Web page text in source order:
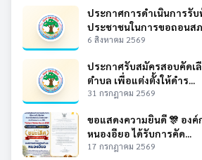
ประกาศการดำเนินการรั
ประชาชนในการขอถอนส
6 สิงหาคม 2569
ประกาศรับสมัครสอบคัดเ
ตำบล เพื่อแต่งตั้งให้ดำร...
31 กรกฎาคม 2569
ขอแสดงความยินดี 🎊 อง
หนองอียอ ได้รับการคัด...
17 กรกฎาคม 2569